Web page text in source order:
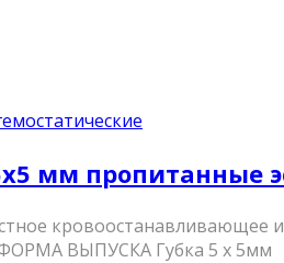
мм пропитанные
кровоостанавливающее
ВЫПУСКА Губка 5 х